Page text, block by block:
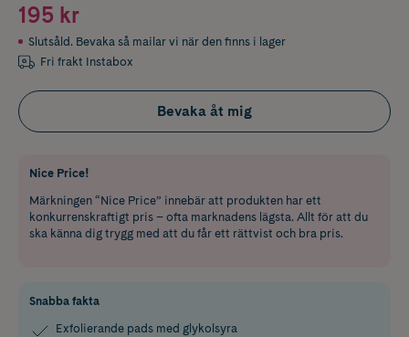
195 kr
Slutsåld. Bevaka så mailar vi när den finns i lager
Fri frakt Instabox
Bevaka åt mig
Nice Price!
Märkningen “Nice Price” innebär att produkten har ett
konkurrenskraftigt pris – ofta marknadens lägsta. Allt för att du
ska känna dig trygg med att du får ett rättvist och bra pris.
Snabba fakta
Exfolierande pads med glykolsyra